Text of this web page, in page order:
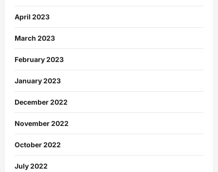
April 2023
March 2023
February 2023
January 2023
December 2022
November 2022
October 2022
July 2022